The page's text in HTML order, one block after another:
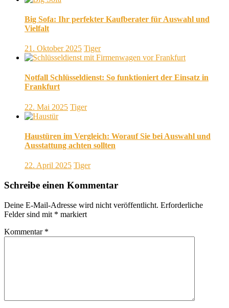
Big Sofa: Ihr perfekter Kaufberater für Auswahl und
Vielfalt
21. Oktober 2025 Tiger
Notfall Schlüsseldienst: So funktioniert der Einsatz in
Frankfurt
22. Mai 2025 Tiger
Haustüren im Vergleich: Worauf Sie bei Auswahl und
Ausstattung achten sollten
22. April 2025 Tiger
Schreibe einen Kommentar
Deine E-Mail-Adresse wird nicht veröffentlicht. Erforderliche
Felder sind mit * markiert
Kommentar *